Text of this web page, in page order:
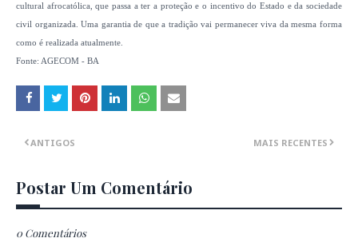
cultural afrocatólica, que passa a ter a proteção e o incentivo do Estado e da sociedade
civil organizada. Uma garantia de que a tradição vai permanecer viva da mesma forma
como é realizada atualmente.
Fonte: AGECOM - BA
MAIS RECENTES
ANTIGOS
Postar Um Comentário
0 Comentários